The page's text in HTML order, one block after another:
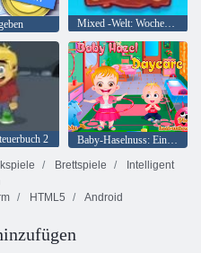
Mixed -Welt: Wochenende
2
Baby-Haselnuss: Ein Tag im Kindergarten
Brettspiele
Intelligent
HTML5 Android